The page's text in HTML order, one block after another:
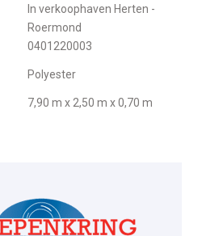
In verkoophaven Herten -
Roermond
0401220003
Polyester
7,90 m x 2,50 m x 0,70 m